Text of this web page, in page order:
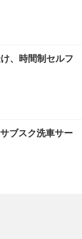
、時間制セルフ
ブスク洗車サー